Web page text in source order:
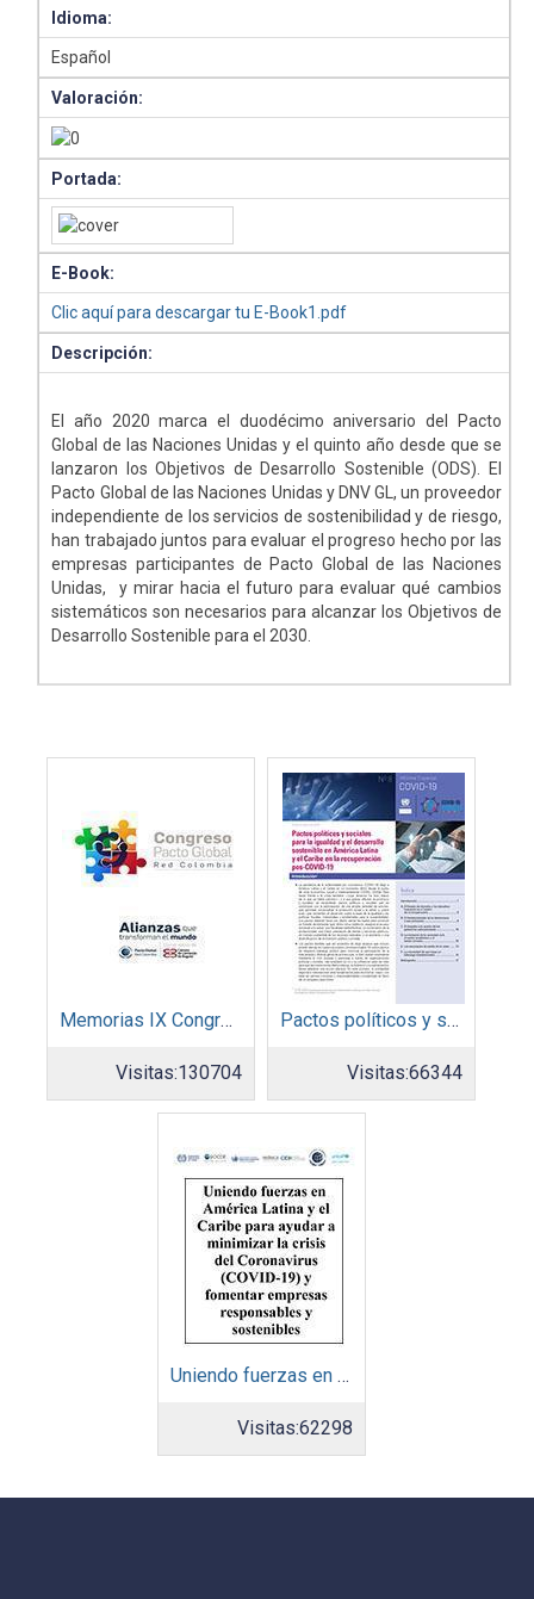
Idioma:
Español
Valoración:
Portada:
E-Book:
Clic aquí para descargar tu E-Book1.pdf
Descripción:
El año 2020 marca el duodécimo aniversario del Pacto
Global de las Naciones Unidas y el quinto año desde que se
lanzaron los Objetivos de Desarrollo Sostenible (ODS). El
Pacto Global de las Naciones Unidas y DNV GL, un proveedor
independiente de los servicios de sostenibilidad y de riesgo,
han trabajado juntos para evaluar el progreso hecho por las
empresas participantes de Pacto Global de las Naciones
Unidas, y mirar hacia el futuro para evaluar qué cambios
sistemáticos son necesarios para alcanzar los Objetivos de
Desarrollo Sostenible para el 2030.
Memorias IX Congreso Pacto Global 2019
Visitas:130704
Pactos políticos y sociales para la igualdad y el desarrollo sostenible en América Latina y el Caribe en la recuperación pos COVID-19
Visitas:66344
Uniendo fuerzas en América Latina y el Caribe para ayudar a minimizar la crisis del Coronavirus (COVID-19) y fomentar empresas responsables y sostenibles
Visitas:62298